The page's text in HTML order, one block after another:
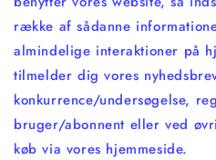
række af sådanne
almindelige interaktioner på
tilmelder dig vores
konkurrence/undersøgelse,
bruger/abonnent eller ved
køb via vores hjemmeside.